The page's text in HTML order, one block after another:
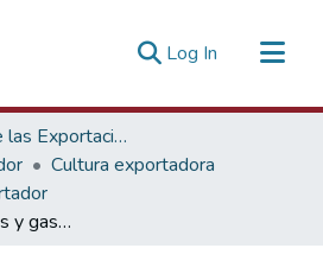
Log In (current)
Promoción de las Exportaciones
Cultura exportadora
Estructura de costos y gastos logísticos en un proceso exportador - 28 febrero 2024